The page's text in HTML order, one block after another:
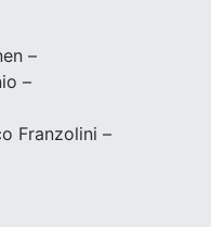
–
–
Franzolini –